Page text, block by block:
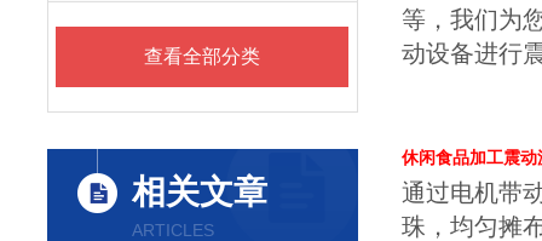
查看全部分类
相关文章
ARTICLES
等，我们为
动设备进行
休闲食品加工震
通过电机带
珠，均匀摊